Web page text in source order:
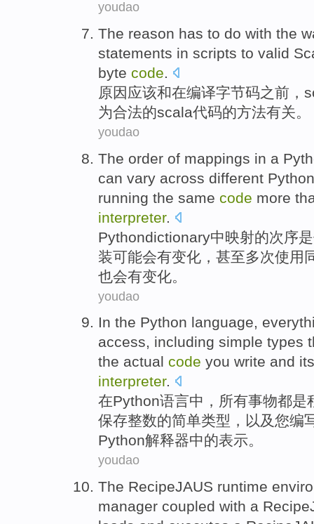
youdao
The reason has to do with the
statements in scripts to valid
byte code.
原因应该和在编译字节码之前 ，
为合法的scala代码的方法有关。
youdao
The order of mappings in a
can vary across different
running the same code more
interpreter.
Pythondictionary中映射的次序是
装可能会有变化 ， 甚至多次使用
也会有变化。
youdao
In the Python language,
access, including simple types
the actual code you write and its
interpreter.
在Python语言中， 所有事物都是
保存整数的简单类型 ， 以及您编
Python解释器中的表示。
youdao
The RecipeJAUS runtime
manager coupled with a